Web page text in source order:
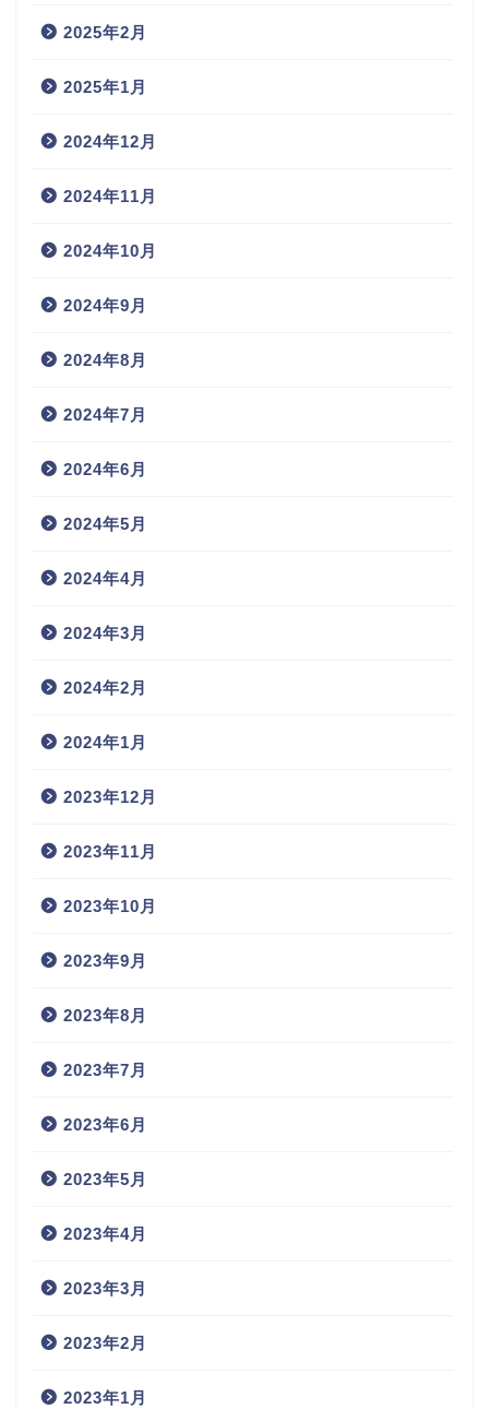
2025年2月
2025年1月
2024年12月
2024年11月
2024年10月
2024年9月
2024年8月
2024年7月
2024年6月
2024年5月
2024年4月
2024年3月
2024年2月
2024年1月
2023年12月
2023年11月
2023年10月
2023年9月
2023年8月
2023年7月
2023年6月
2023年5月
2023年4月
2023年3月
2023年2月
2023年1月